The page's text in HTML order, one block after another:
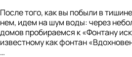
пол, покрытый чугунными плитами.
Местная святыня — чудотворная
«Всех скорбящих Радость» (XVII
икона со святителем Филаретом, в
После того, как вы побыли в
нем, идем на шум воды: через
домов пробираемся к «Фонтану
известному как фонтан